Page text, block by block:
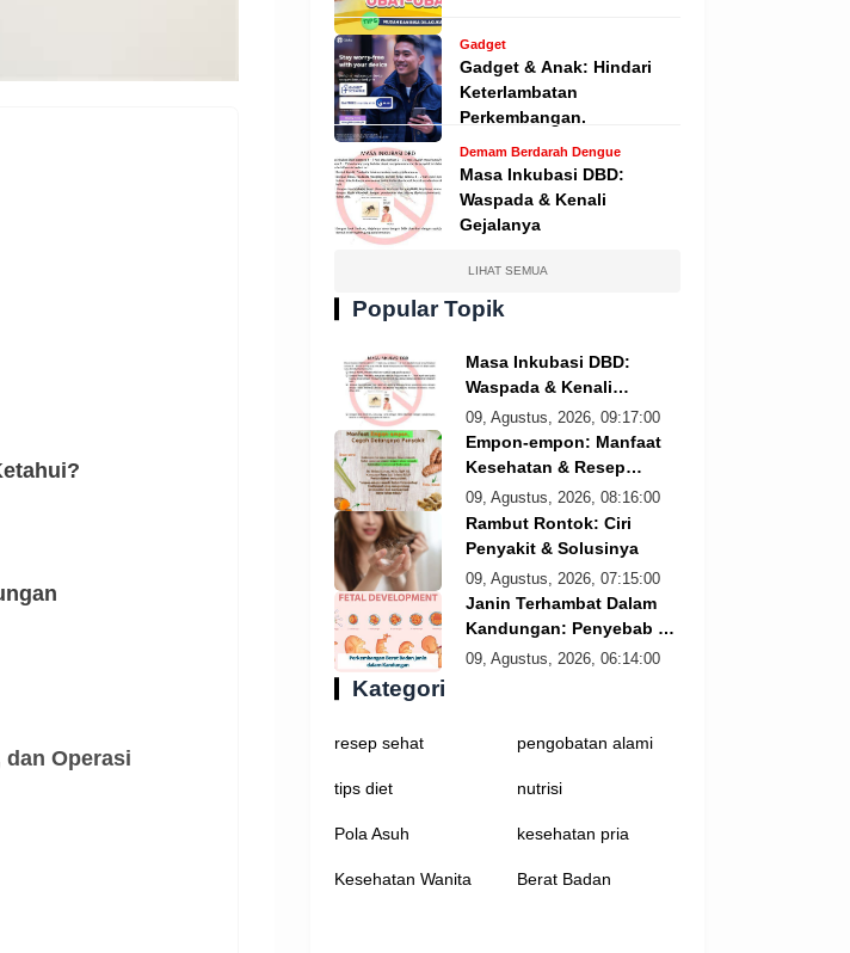
dan Operasi
Gadget
Gadget & Anak: Hindari
Keterlambatan
Perkembangan.
Demam Berdarah Dengue
Masa Inkubasi DBD:
Waspada & Kenali
Gejalanya
LIHAT SEMUA
Popular Topik
Masa Inkubasi DBD:
Waspada & Kenali
Gejalanya
09, Agustus, 2026, 09:17:00
Empon-empon: Manfaat
Kesehatan & Resep
Sederhana
09, Agustus, 2026, 08:16:00
Rambut Rontok: Ciri
Penyakit & Solusinya
09, Agustus, 2026, 07:15:00
Janin Terhambat Dalam
Kandungan: Penyebab &
Solusi
09, Agustus, 2026, 06:14:00
Kategori
resep sehat pengobatan alami
tips diet nutrisi
Pola Asuh kesehatan pria
Kesehatan Wanita Berat Badan